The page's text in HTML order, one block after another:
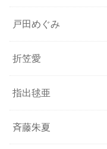
戸田めぐみ
折笠愛
指出毬亜
斉藤朱夏